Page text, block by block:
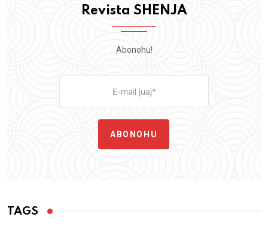
Revista SHENJA
Abonohu!
ABONOHU
TAGS